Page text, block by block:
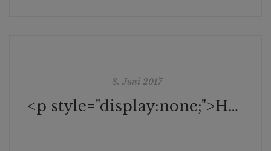
8. Juni 2017
<p style="display:none;">Hedwig Kainberger, Salzburger Nachrichten</p>